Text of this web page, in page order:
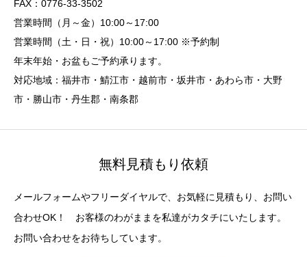
FAX：0776-33-3502
営業時間（月～金）10:00～17:00
営業時間（土・日・祝）10:00～17:00 ※予約制
年末年始・お盆もご予約承ります。
対応地域：福井市・鯖江市・越前市・坂井市・あわら市・大野
市・勝山市・丹生郡・南条郡
無料見積もり依頼
メールフォームやフリーダイヤルで、お気軽に見積もり、お問い
合わせOK！ お客様のわがままを私達がカタチにいたします。
お問い合わせをお待ちしています。